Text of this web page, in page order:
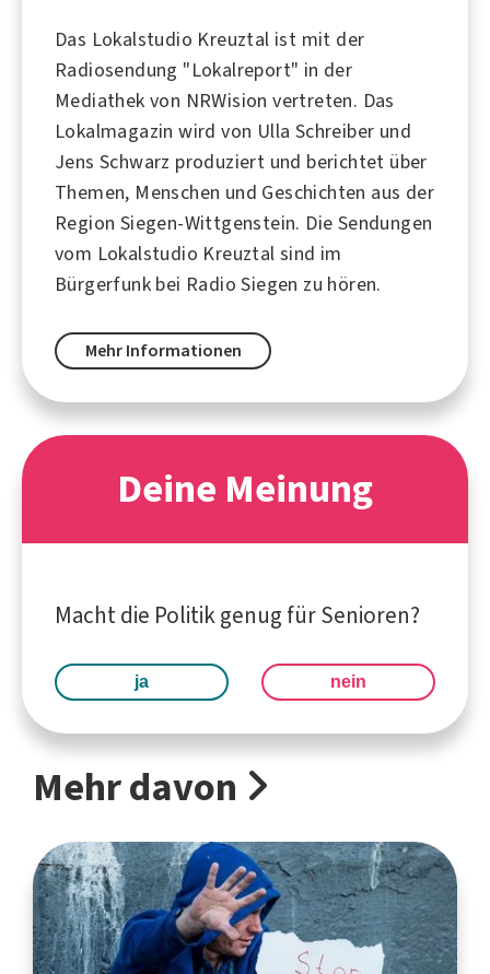
Das Lokalstudio Kreuztal ist mit der
Radiosendung "Lokalreport" in der
Mediathek von NRWision vertreten. Das
Lokalmagazin wird von Ulla Schreiber und
Jens Schwarz produziert und berichtet über
Themen, Menschen und Geschichten aus der
Region Siegen-Wittgenstein. Die Sendungen
vom Lokalstudio Kreuztal sind im
Bürgerfunk bei Radio Siegen zu hören.
Mehr Informationen
Deine Meinung
Macht die Politik genug für Senioren?
ja nein
Mehr davon